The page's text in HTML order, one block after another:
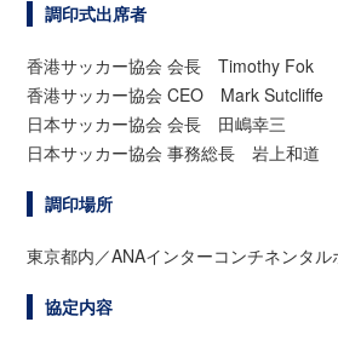
調印式出席者
香港サッカー協会 会長 Timothy Fok
香港サッカー協会 CEO Mark Sutcliffe
日本サッカー協会 会長 田嶋幸三
日本サッカー協会 事務総長 岩上和道
調印場所
東京都内／ANAインターコンチネンタ
協定内容